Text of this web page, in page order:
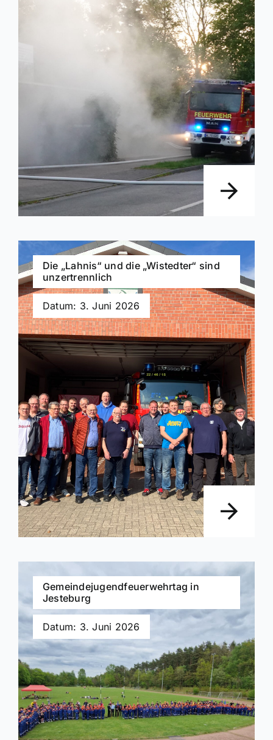
Die „Lahnis“ und die „Wistedter“ sind
unzertrennlich
Datum: 3. Juni 2026
Gemeindejugendfeuerwehrtag in
Jesteburg
Datum: 3. Juni 2026